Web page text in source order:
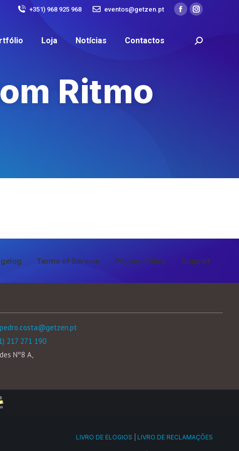
+351) 968 925 968 eventos@getzen.pt
Loja Notícias Contactos
Ritmo
Terms of Service Privacy Policy Support
pedro.costa@getzen.pt
217 271 190
Nº8 A,
LIVRO DE ELOGIOS LIVRO DE RECLAMAÇÕES